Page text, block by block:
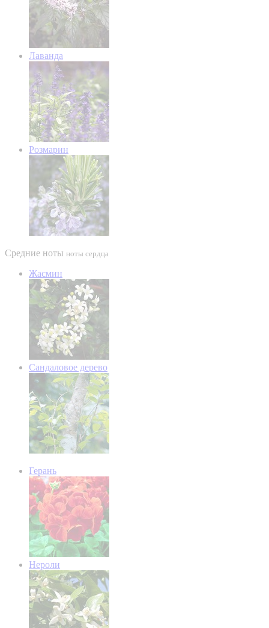
Лаванда
Розмарин
Средние ноты ноты сердца
Жасмин
Сандаловое дерево
Герань
Нероли